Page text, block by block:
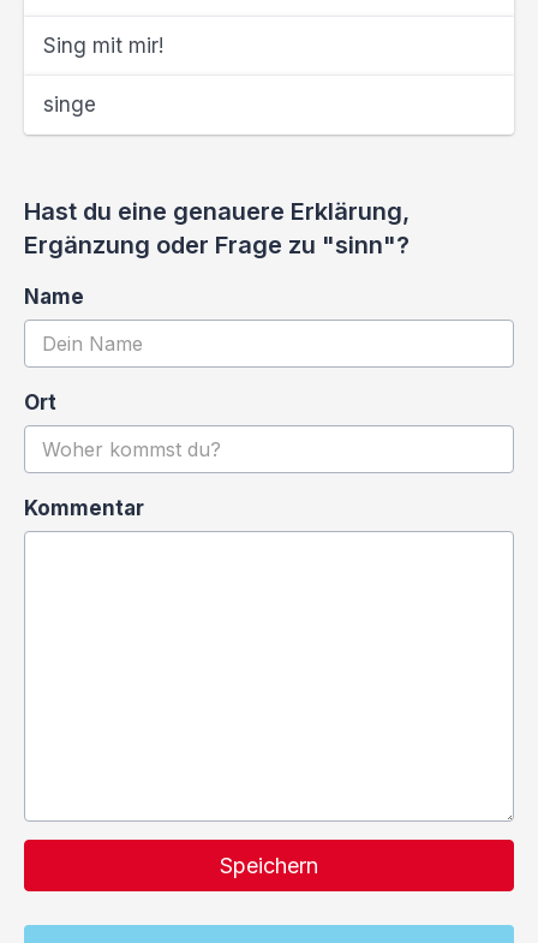
Sing mit mir!
singe
Hast du eine genauere Erklärung,
Ergänzung oder Frage zu "sinn"?
Name
Ort
Kommentar
Speichern